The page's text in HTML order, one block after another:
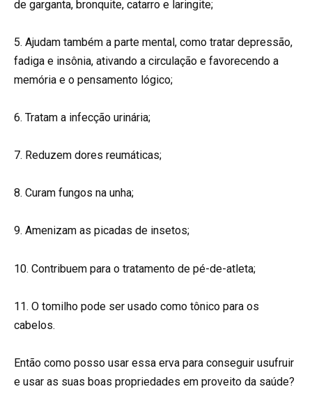
de garganta, bronquite, catarro e laringite;
5. Ajudam também a parte mental, como tratar depressão,
fadiga e insônia, ativando a circulação e favorecendo a
memória e o pensamento lógico;
6. Tratam a infecção urinária;
7. Reduzem dores reumáticas;
8. Curam fungos na unha;
9. Amenizam as picadas de insetos;
10. Contribuem para o tratamento de pé-de-atleta;
11. O tomilho pode ser usado como tônico para os
cabelos.
Então como posso usar essa erva para conseguir usufruir
e usar as suas boas propriedades em proveito da saúde?